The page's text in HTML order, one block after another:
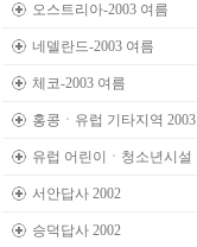
오스트리아-2003 여름
네델란드-2003 여름
체코-2003 여름
홍콩ㆍ유럽 기타지역 2003
유럽 어린이ㆍ청소년시설
서안답사 2002
승덕답사 2002